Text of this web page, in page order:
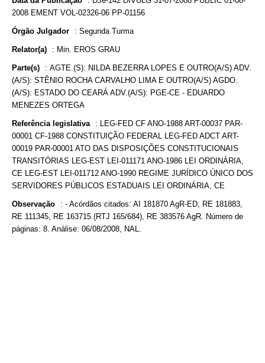
2008 EMENT VOL-02326-06 PP-01156
Órgão Julgador : Segunda Turma
Relator(a) : Min. EROS GRAU
Parte(s) : AGTE.(S): NILDA BEZERRA LOPES E OUTRO(A/S) ADV.
(A/S): STÊNIO ROCHA CARVALHO LIMA E OUTRO(A/S) AGDO.
(A/S): ESTADO DO CEARÁ ADV.(A/S): PGE-CE - EDUARDO
MENEZES ORTEGA
Referência legislativa : LEG-FED CF ANO-1988 ART-00037 PAR-
00001 CF-1988 CONSTITUIÇÃO FEDERAL LEG-FED ADCT ART-
00019 PAR-00001 ATO DAS DISPOSIÇÕES CONSTITUCIONAIS
TRANSITÓRIAS LEG-EST LEI-011171 ANO-1986 LEI ORDINÁRIA,
CE LEG-EST LEI-011712 ANO-1990 REGIME JURÍDICO ÚNICO DOS
SERVIDORES PÚBLICOS ESTADUAIS LEI ORDINÁRIA, CE
Observação : - Acórdãos citados: AI 181870 AgR-ED, RE 181883,
RE 111345, RE 163715 (RTJ 165/684), RE 383576 AgR. Número de
páginas: 8. Análise: 06/08/2008, NAL.